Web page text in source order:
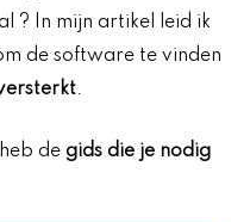
? In mijn artikel leid ik
de software te vinden
.
de gids die je nodig